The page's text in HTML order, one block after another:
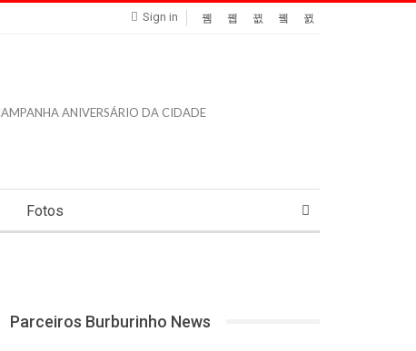
Sign in
Fotos
Parceiros Burburinho News